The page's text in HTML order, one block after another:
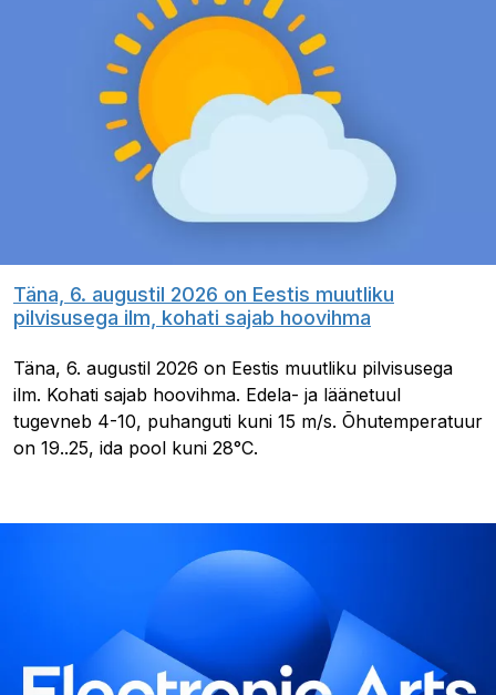
Täna, 6. augustil 2026 on Eestis muutliku
pilvisusega ilm, kohati sajab hoovihma
Täna, 6. augustil 2026 on Eestis muutliku pilvisusega
ilm. Kohati sajab hoovihma. Edela- ja läänetuul
tugevneb 4-10, puhanguti kuni 15 m/s. Õhutemperatuur
on 19..25, ida pool kuni 28°C.